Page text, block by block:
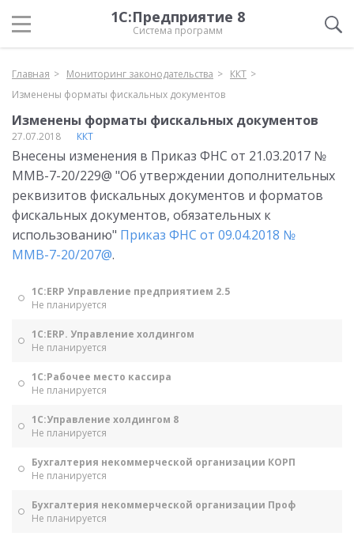
1С:Предприятие 8
Система программ
Главная Мониторинг законодательства
ККТ
Изменены форматы фискальных документов
Изменены форматы фискальных документов
27.07.2018 ККТ
Внесены изменения в Приказ ФНС от 21.03.2017 №
ММВ-7-20/229@ "Об утверждении дополнительных
реквизитов фискальных документов и форматов
фискальных документов, обязательных к
использованию" Приказ ФНС от 09.04.2018 №
ММВ-7-20/207@.
1С:ERP Управление предприятием 2.5
Не планируется
1С:ERP. Управление холдингом
Не планируется
1С:Рабочее место кассира
Не планируется
1С:Управление холдингом 8
Не планируется
Бухгалтерия некоммерческой организации КОРП
Не планируется
Бухгалтерия некоммерческой организации Проф
Не планируется